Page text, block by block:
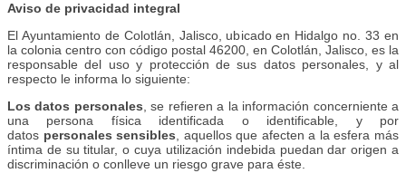
Aviso de privacidad integral
El Ayuntamiento de Colotlán, Jalisco, ubicado en Hidalgo no. 33 en
la colonia centro con código postal 46200, en Colotlán, Jalisco, es la
responsable del uso y protección de sus datos personales, y al
respecto le informa lo siguiente:
Los datos personales , se refieren a la información concerniente a
una persona física identificada o identificable, y por
datos personales sensibles , aquellos que afecten a la esfera más
íntima de su titular, o cuya utilización indebida puedan dar origen a
discriminación o conlleve un riesgo grave para éste.